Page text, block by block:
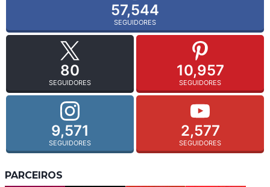
57,544
SEGUIDORES
80
SEGUIDORES
10,957
SEGUIDORES
9,571
SEGUIDORES
2,577
SEGUIDORES
PARCEIROS